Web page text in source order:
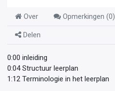
Over Opmerkingen (0)
Delen
0:00 inleiding
0:04 Structuur leerplan
1:12 Terminologie in het leerplan